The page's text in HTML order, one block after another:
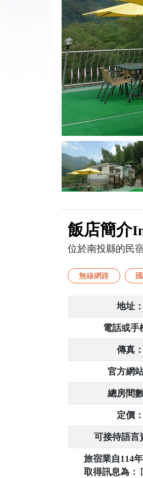
飯店簡介
位於南投縣的民
無線網路
地址：
電話或手
傳真：
官方網站
總房間數
定價：
可接待語言
旅宿業自114
取得訊息為：